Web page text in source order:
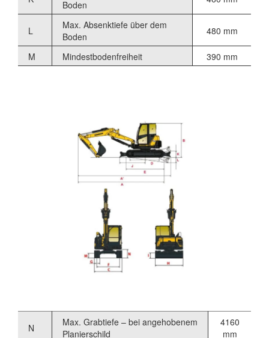
Boden
L
Max. Absenktiefe über dem
Boden
480 mm
M Mindestbodenfreiheit 390 mm
N
Max. Grabtiefe – bei angehobenem
Planierschild
4160
mm